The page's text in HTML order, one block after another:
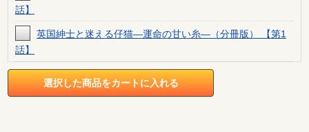
話】
英国紳士と迷える仔猫―運命の甘い糸―（分冊版） 【第1
話】